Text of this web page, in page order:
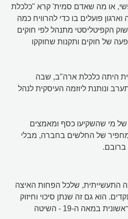
או מה שאדם סמית' קרא "כלכלת
פועלים בו כדי להרוויח כמה
הקפיטליסטי מתנהל לפי חוקים
של חוקים ותקנות שחוקקו
היתה כלכלת ארה"ב, שבה
ונותנת ליוזמה העיסקית לנהל
של מי שהשקיעו כסף ומאמצים
מחפיר של החלשים בחברה, מבלי
ברובם.
התעשייתית, שלכל הפחות האיצה
הוא גם זה שנתן סיכוי וחיזוק
לשיטת משטר צעירה ודי ראשונית במאה ה-19 - השיטה